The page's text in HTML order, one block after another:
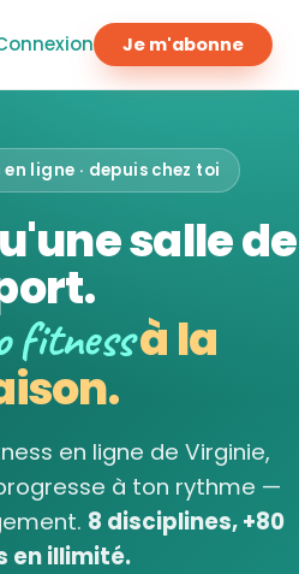
Je m'abonne
ligne · depuis chez toi
salle de
fitnessà la
en ligne de Virginie,
à ton rythme —
8 disciplines, +80
en illimité.